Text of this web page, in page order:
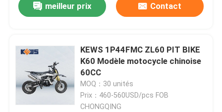
meilleur prix Contact
KEWS 1P44FMC ZL60 PIT BIKE
K60 Modèle motocycle chinoise
60CC
MOQ：30 unités
Prix：460-560USD/pcs FOB
CHONGQING